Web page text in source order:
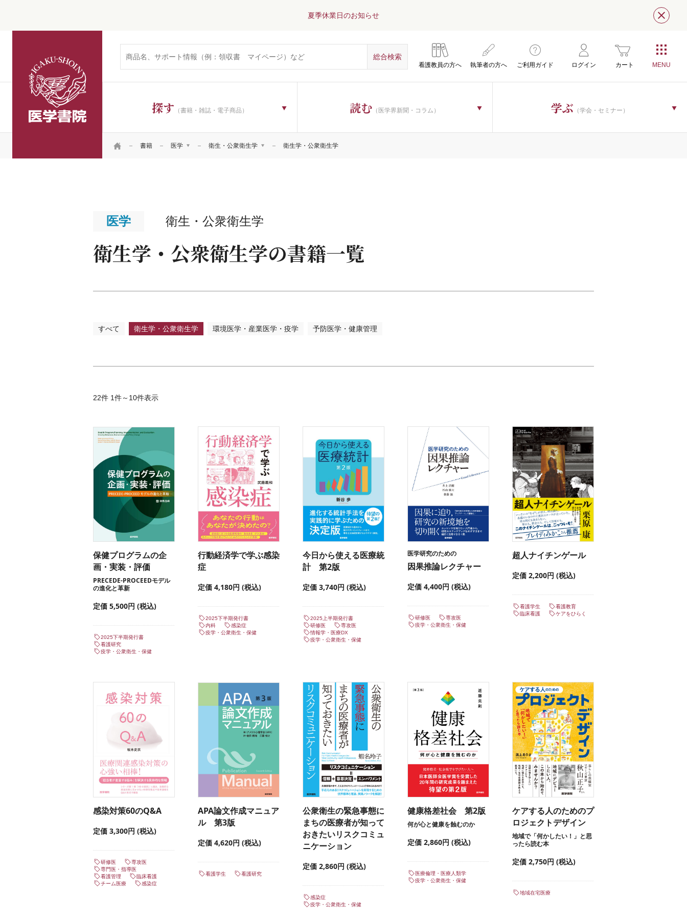
夏季休業日のお知らせ 閉じ
看護教員の方へ 執筆者の方へ ご利用ガイド ログイン カート
探す （書籍・雑誌・電子商品） 読む （医学界新聞・コラム） 学ぶ （学会・セミナー）
HOME 書籍 医学 衛生・公衆衛生学
臨床医学：外科系
医学・医療一般
薬学
衛生学・公衆衛生学
医学 衛生・公衆衛生学
衛生学・公衆衛生学の書籍一覧
すべて 衛生学・公衆衛生学 環境医学・産業医学・疫学 予防医学・健康管理
22件 1件～10件表示
保健プログラムの企
画・実装・評価
PRECEDE-PROCEEDモデル
の進化と革新
定価 5,500円 (税込)
2025下半期発行書
看護研究
疫学・公衆衛生・保健
行動経済学で学ぶ感染
症
定価 4,180円 (税込)
2025下半期発行書
内科
感染症
疫学・公衆衛生・保健
今日から使える医療統
計 第2版
定価 3,740円 (税込)
2025上半期発行書
研修医
専攻医
情報学・医療DX
疫学・公衆衛生・保健
医学研究のための
因果推論レクチャー
定価 4,400円 (税込)
研修医
専攻医
疫学・公衆衛生・保健
超人ナイチンゲール
定価 2,200円 (税込)
看護学生
看護教育
臨床看護
ケアをひらく
感染対策60のQ&A
定価 3,300円 (税込)
研修医
専攻医
専門医・指導医
看護管理
臨床看護
チーム医療
感染症
APA論文作成マニュア
ル 第3版
定価 4,620円 (税込)
看護学生 看護研究
公衆衛生の緊急事態に
まちの医療者が知って
おきたいリスクコミュ
ニケーション
定価 2,860円 (税込)
感染症
疫学・公衆衛生・保健
健康格差社会 第2版
何が心と健康を蝕むのか
定価 2,860円 (税込)
医療倫理・医療人類学
疫学・公衆衛生・保健
ケアする人のためのプ
ロジェクトデザイン
地域で「何かしたい！」と思
ったら読む本
定価 2,750円 (税込)
地域在宅医療